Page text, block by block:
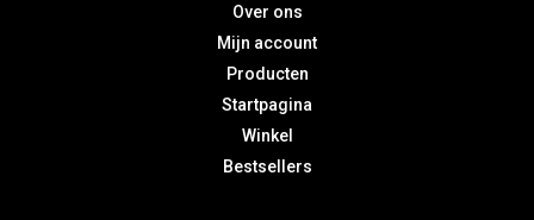
Over ons
Mijn account
Producten
Startpagina
Winkel
Bestsellers